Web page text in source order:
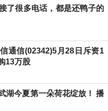
了很多电话，都是还鸭子的
通信(02342)5月28日斥资1
13万股
湖今夏第一朵荷花绽放！ 播